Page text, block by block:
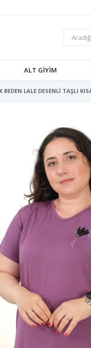
ALT GİYİM
BEDEN LALE DESENLİ TAŞLI